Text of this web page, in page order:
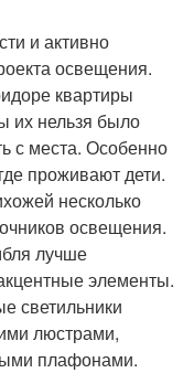
и активно
освещения.
квартиры
их нельзя было
с места. Особенно
проживают дети.
несколько
освещения.
лучше
элементы.
светильники
люстрами,
плафонами.